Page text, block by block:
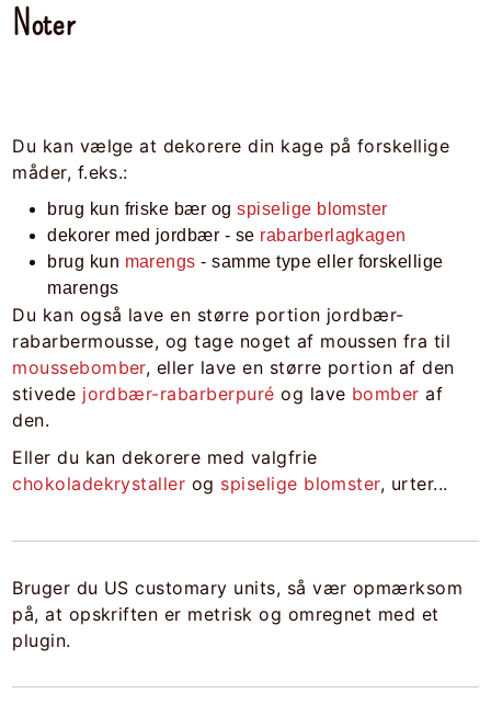
Noter
Du kan vælge at dekorere din kage på forskellige
måder, f.eks.:
brug kun friske bær ogspiselige blomster
dekorer med jordbær - se rabarberlagkagen
brug kun marengs - samme type eller forskellige
marengs
Du kan også lave en større portion jordbær-
rabarbermousse, og tage noget af moussen fra til
moussebomber, eller lave en større portion af den
stivede jordbær-rabarberpuré og lave bomber af
den.
Eller du kan dekorere med valgfrie
chokoladekrystaller og spiselige blomster, urter...
Bruger du US customary units, så vær opmærksom
på, at opskriften er metrisk og omregnet med et
plugin.